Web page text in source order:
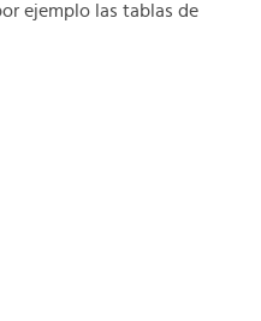
ejemplo las tablas de